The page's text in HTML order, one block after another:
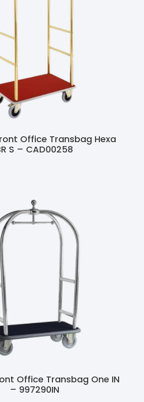
Office Transbag Hexa
S – CAD00258
Office Transbag One IN
– 997290IN